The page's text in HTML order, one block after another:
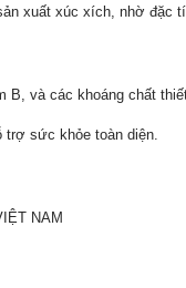
xuất xúc xích, nhờ
B, và các khoáng chất
trợ sức khỏe toàn diện.
NAM